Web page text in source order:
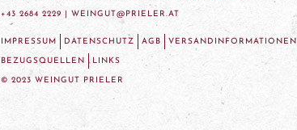
+43 2684 2229 | WEINGUT@PRIELER.AT
IMPRESSUM DATENSCHUTZ AGB VERSANDINFORMATIONEN
BEZUGSQUELLEN LINKS
© 2023 WEINGUT PRIELER